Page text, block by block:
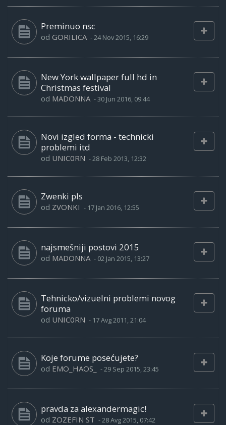
Preminuo nsc
od GORILICA -24 Nov 2015, 16:29
New York wallpaper full hd in
Christmas festival
od MADONNA -30 Jun 2016, 09:44
Novi izgled forma - technicki
problemi itd
od UNIC0RN -28 Feb 2013, 12:32
Zwenki pls
od ZVONKI - 17 Jan 2016, 12:55
najsmešniji postovi 2015
od MADONNA - 02 Jan 2015, 13:27
Tehnicko/vizuelni problemi novog
foruma
od UNIC0RN - 17 Avg 2011, 21:04
Koje forume posećujete?
od EMO_HAOS_ -29 Sep 2015, 23:45
pravda za alexandermagic!
od ZOZEFIN ST -28 Avg 2015, 07:42